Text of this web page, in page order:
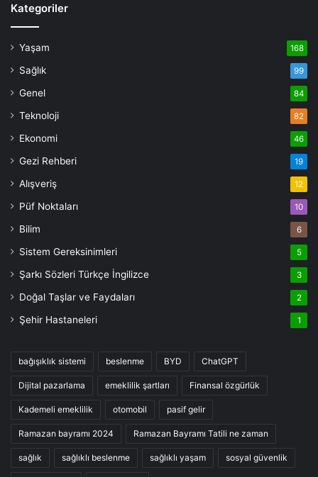
Kategoriler
Yaşam 168
Sağlık 99
Genel 84
Teknoloji 82
Ekonomi 46
Gezi Rehberi 19
Alışveriş 12
Püf Noktaları 10
Bilim 6
Sistem Gereksinimleri 5
Şarkı Sözleri Türkçe İngilizce 3
Doğal Taşlar ve Faydaları 2
Şehir Hastaneleri 1
bağışıklık sistemi beslenme BYD ChatGPT
Dijital pazarlama emeklilik şartları Finansal özgürlük
Kademeli emeklilik otomobil pasif gelir
Ramazan bayramı 2024 Ramazan Bayramı Tatili ne zaman
sağlık sağlıklı beslenme sağlıklı yaşam sosyal güvenlik